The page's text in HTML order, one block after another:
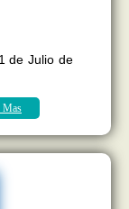
de Julio de
Mas